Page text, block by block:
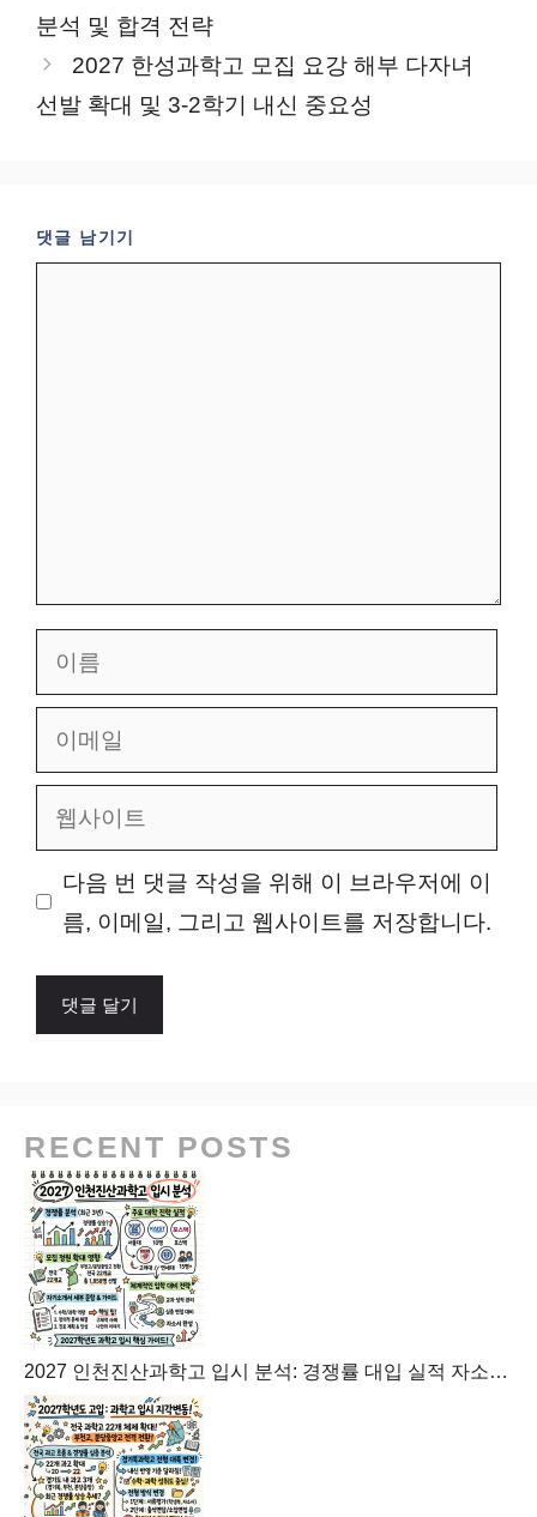
분석 및 합격 전략
2027 한성과학고 모집 요강 해부 다자녀
선발 확대 및 3-2학기 내신 중요성
댓글 남기기
다음 번 댓글 작성을 위해 이 브라우저에 이
름, 이메일, 그리고 웹사이트를 저장합니다.
RECENT POSTS
2027 인천진산과학고 입시 분석: 경쟁률 대입 실적 자소서 가이드